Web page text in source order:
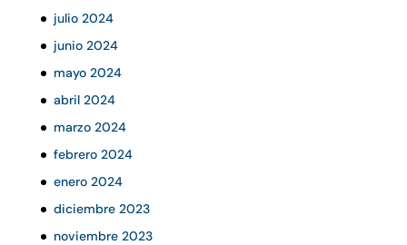
julio 2024
junio 2024
mayo 2024
abril 2024
marzo 2024
febrero 2024
enero 2024
diciembre 2023
noviembre 2023